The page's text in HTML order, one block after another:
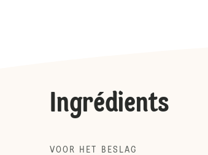
Ingrédients
VOOR HET BESLAG